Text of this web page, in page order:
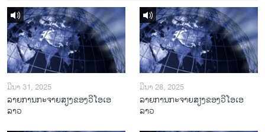
ມີນາ 31, 2025
ລາຍການກະຈາຍສຽງຂອງວີໂອເອ
ລາວ
ມີນາ 28, 2025
ລາຍການກະຈາຍສຽງຂອງວີໂອເອ
ລາວ